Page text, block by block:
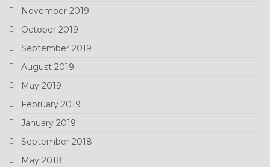
November 2019
October 2019
September 2019
August 2019
May 2019
February 2019
January 2019
September 2018
May 2018